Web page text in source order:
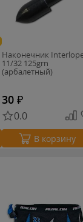
Наконечник
11/32 125grn
(арбалетный)
30 ₽
0.0
В корзину